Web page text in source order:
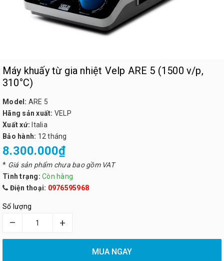
Máy khuấy từ gia nhiệt Velp ARE 5 (1500 v/p,
310°C)
Model: ARE 5
Hãng sản xuất: VELP
Xuất xứ: Italia
Bảo hành: 12 tháng
8.300.000₫
* Giá sản phẩm chưa bao gồm VAT
Tình trạng: Còn hàng
Điện thoại: 0976595968
Số lượng
– +
MUA NGAY